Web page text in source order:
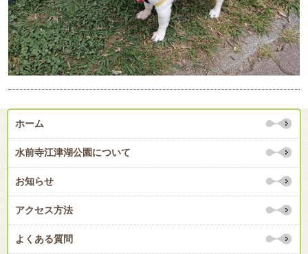
ホーム
水前寺江津湖公園について
お知らせ
アクセス方法
よくある質問